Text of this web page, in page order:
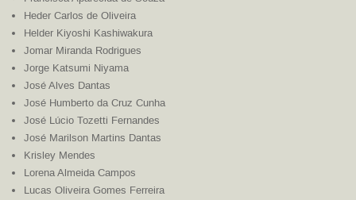
Heder Carlos de Oliveira
Helder Kiyoshi Kashiwakura
Jomar Miranda Rodrigues
Jorge Katsumi Niyama
José Alves Dantas
José Humberto da Cruz Cunha
José Lúcio Tozetti Fernandes
José Marilson Martins Dantas
Krisley Mendes
Lorena Almeida Campos
Lucas Oliveira Gomes Ferreira